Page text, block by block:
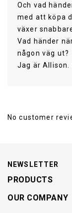
Och vad
med att köpa
växer
Vad händer
någon väg ut?
Jag är Allison.
BookType
No customer
NEWSLETTER
PRODUCTS
OUR COMPANY